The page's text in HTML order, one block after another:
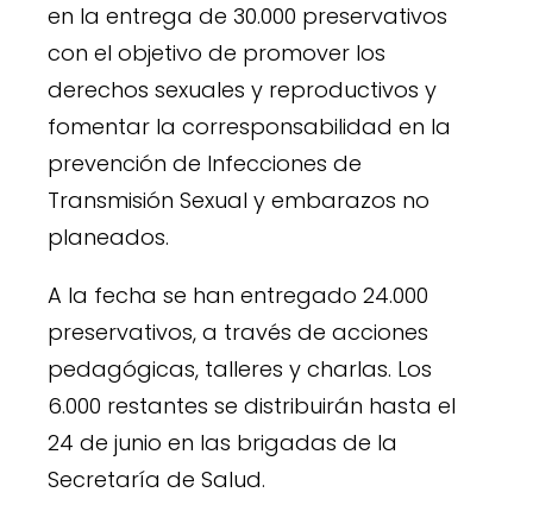
en la entrega de 30.000 preservativos
con el objetivo de promover los
derechos sexuales y reproductivos y
fomentar la corresponsabilidad en la
prevención de Infecciones de
Transmisión Sexual y embarazos no
planeados.
A la fecha se han entregado 24.000
preservativos, a través de acciones
pedagógicas, talleres y charlas. Los
6.000 restantes se distribuirán hasta el
24 de junio en las brigadas de la
Secretaría de Salud.